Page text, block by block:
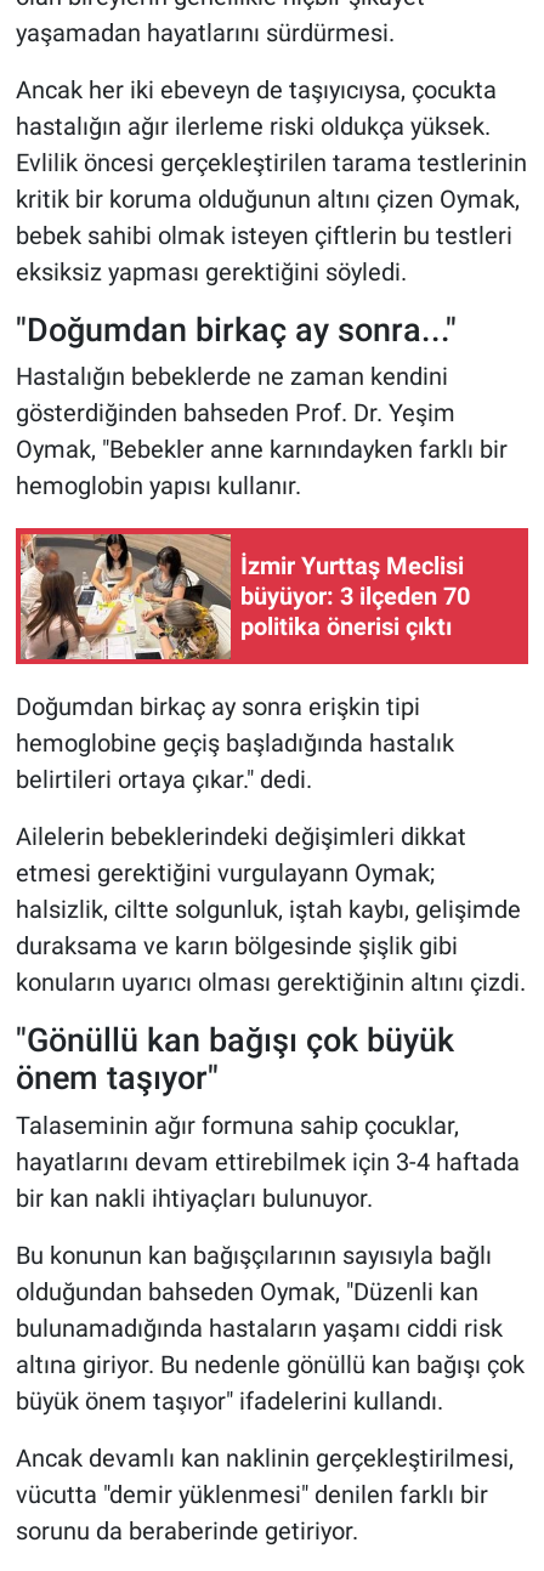
yaşamadan hayatlarını sürdürmesi.
Ancak her iki ebeveyn de taşıyıcıysa, çocukta
hastalığın ağır ilerleme riski oldukça yüksek.
Evlilik öncesi gerçekleştirilen tarama testlerinin
kritik bir koruma olduğunun altını çizen Oymak,
bebek sahibi olmak isteyen çiftlerin bu testleri
eksiksiz yapması gerektiğini söyledi.
"Doğumdan birkaç ay sonra..."
Hastalığın bebeklerde ne zaman kendini
gösterdiğinden bahseden Prof. Dr. Yeşim
Oymak, "Bebekler anne karnındayken farklı bir
hemoglobin yapısı kullanır.
İzmir Yurttaş Meclisi
büyüyor: 3 ilçeden 70
politika önerisi çıktı
Doğumdan birkaç ay sonra erişkin tipi
hemoglobine geçiş başladığında hastalık
belirtileri ortaya çıkar." dedi.
Ailelerin bebeklerindeki değişimleri dikkat
etmesi gerektiğini vurgulayann Oymak;
halsizlik, ciltte solgunluk, iştah kaybı, gelişimde
duraksama ve karın bölgesinde şişlik gibi
konuların uyarıcı olması gerektiğinin altını çizdi.
"Gönüllü kan bağışı çok büyük
önem taşıyor"
Talaseminin ağır formuna sahip çocuklar,
hayatlarını devam ettirebilmek için 3-4 haftada
bir kan nakli ihtiyaçları bulunuyor.
Bu konunun kan bağışçılarının sayısıyla bağlı
olduğundan bahseden Oymak, "Düzenli kan
bulunamadığında hastaların yaşamı ciddi risk
altına giriyor. Bu nedenle gönüllü kan bağışı çok
büyük önem taşıyor" ifadelerini kullandı.
Ancak devamlı kan naklinin gerçekleştirilmesi,
vücutta "demir yüklenmesi" denilen farklı bir
sorunu da beraberinde getiriyor.